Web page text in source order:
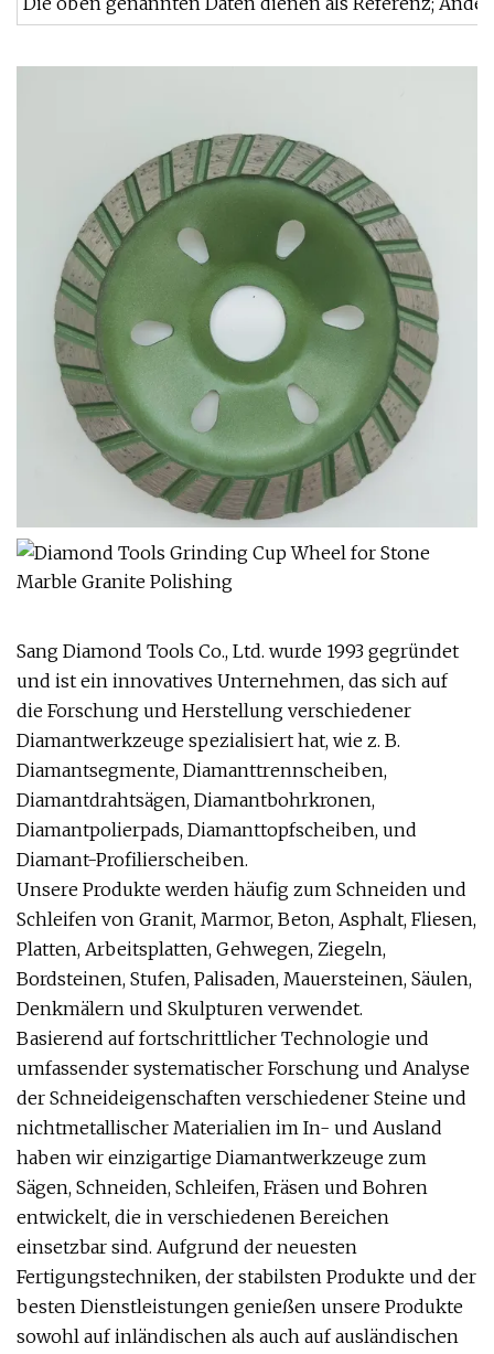
Sang Diamond Tools Co., Ltd. wurde 1993 gegründet
und ist ein innovatives Unternehmen, das sich auf
die Forschung und Herstellung verschiedener
Diamantwerkzeuge spezialisiert hat, wie z. B.
Diamantsegmente, Diamanttrennscheiben,
Diamantdrahtsägen, Diamantbohrkronen,
Diamantpolierpads, Diamanttopfscheiben, und
Diamant-Profilierscheiben.
Unsere Produkte werden häufig zum Schneiden und
Schleifen von Granit, Marmor, Beton, Asphalt, Fliesen,
Platten, Arbeitsplatten, Gehwegen, Ziegeln,
Bordsteinen, Stufen, Palisaden, Mauersteinen, Säulen,
Denkmälern und Skulpturen verwendet.
Basierend auf fortschrittlicher Technologie und
umfassender systematischer Forschung und Analyse
der Schneideigenschaften verschiedener Steine ​​und
nichtmetallischer Materialien im In- und Ausland
haben wir einzigartige Diamantwerkzeuge zum
Sägen, Schneiden, Schleifen, Fräsen und Bohren
entwickelt, die in verschiedenen Bereichen
einsetzbar sind. Aufgrund der neuesten
Fertigungstechniken, der stabilsten Produkte und der
besten Dienstleistungen genießen unsere Produkte
sowohl auf inländischen als auch auf ausländischen